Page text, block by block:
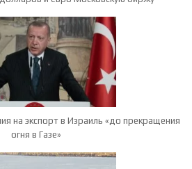
на экспорт в Израиль «до прекращения
огня в Газе»